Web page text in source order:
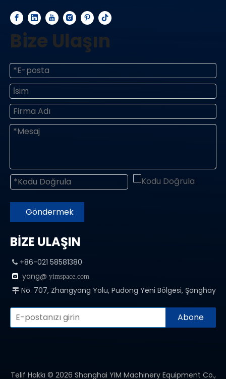
Bize Ulaşın
Göndermek
BİZE ULAŞIN
 +86-021 58581380
 yang@ yimspace.com
 No. 707, Zhangyang Yolu, Pudong Yeni Bölgesi, Şanghay
Abone
Telif Hakkı © 2026 Shanghai YIM Machinery Equipment Co.,